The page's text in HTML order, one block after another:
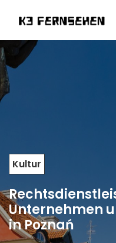
Kultur
Unternehmen
in Poznań